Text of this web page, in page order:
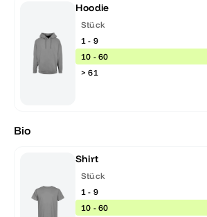
Hoodie
Stück
1 - 9
10 - 60
> 61
Bio
Shirt
Stück
1 - 9
10 - 60